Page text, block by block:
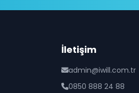
İletişim
admin@iwill.com.tr
0850 888 24 88